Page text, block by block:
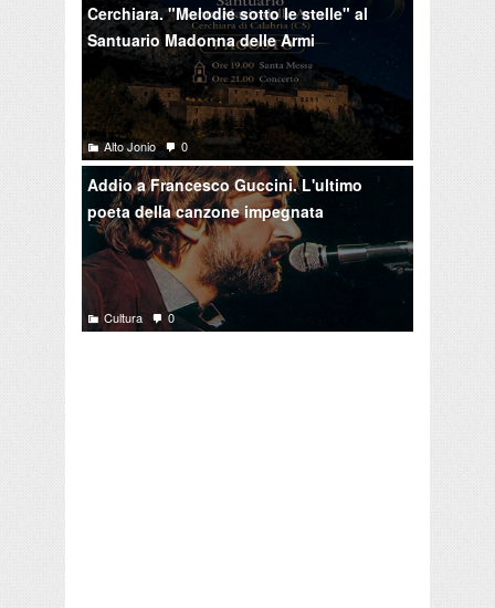
Cerchiara. "Melodie sotto le stelle" al
Santuario Madonna delle Armi
Alto Jonio 0
Addio a Francesco Guccini. L'ultimo
poeta della canzone impegnata
Cultura 0